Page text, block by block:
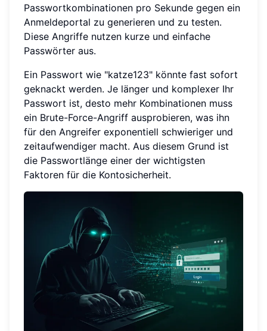
Passwortkombinationen pro Sekunde gegen ein
Anmeldeportal zu generieren und zu testen.
Diese Angriffe nutzen kurze und einfache
Passwörter aus.
Ein Passwort wie "katze123" könnte fast sofort
geknackt werden. Je länger und komplexer Ihr
Passwort ist, desto mehr Kombinationen muss
ein Brute-Force-Angriff ausprobieren, was ihn
für den Angreifer exponentiell schwieriger und
zeitaufwendiger macht. Aus diesem Grund ist
die Passwortlänge einer der wichtigsten
Faktoren für die Kontosicherheit.